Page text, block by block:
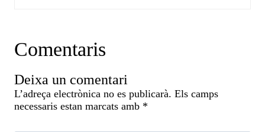
Comentaris
Deixa un comentari
L’adreça electrònica no es publicarà. Els camps
necessaris estan marcats amb *